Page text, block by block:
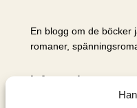
En blogg om de böcker
romaner,
Information